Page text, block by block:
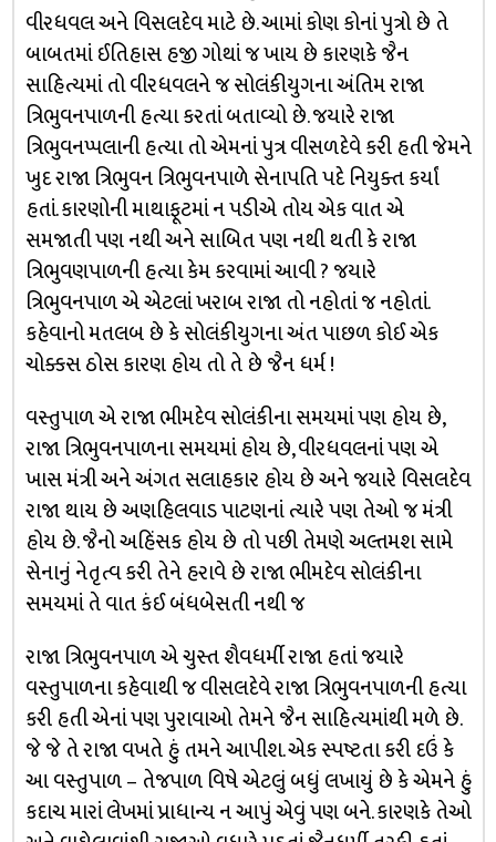
વીરધવલ અને વિસલદેવ માટે છે. આમાં કોણ કોનાં પુત્રો છે તે
બાબતમાં ઈતિહાસ હજી ગોથાં જ ખાય છે કારણકે જૈન
સાહિત્યમાં તો વીરધવલને જ સોલંકીયુગના અંતિમ રાજા
ત્રિભુવનપાળની હત્યા કરતાં બતાવ્યો છે. જયારે રાજા
ત્રિભુવનપ્પલાની હત્યા તો એમનાં પુત્ર વીસળદેવે કરી હતી જેમને
ખુદ રાજા ત્રિભુવન ત્રિભુવનપાળે સેનાપતિ પદે નિયુક્ત કર્યાં
હતાં. કારણોની માથાફૂટમાં ન પડીએ તોય એક વાત એ
સમજાતી પણ નથી અને સાબિત પણ નથી થતી કે રાજા
ત્રિભુવણપાળની હત્યા કેમ કરવામાં આવી ? જયારે
ત્રિભુવનપાળ એ એટલાં ખરાબ રાજા તો નહોતાં જ નહોતાં.
કહેવાનો મતલબ છે કે સોલંકીયુગના અંત પાછળ કોઈ એક
ચોક્કસ ઠોસ કારણ હોય તો તે છે જૈન ધર્મ !
વસ્તુપાળ એ રાજા ભીમદેવ સોલંકીના સમયમાં પણ હોય છે,
રાજા ત્રિભુવનપાળના સમયમાં હોય છે, વીરધવલનાં પણ એ
ખાસ મંત્રી અને અંગત સલાહકાર હોય છે અને જયારે વિસલદેવ
રાજા થાય છે અણહિલવાડ પાટણનાં ત્યારે પણ તેઓ જ મંત્રી
હોય છે. જૈનો અહિંસક હોય છે તો પછી તેમણે અલ્તમશ સામે
સેનાનું નેતૃત્વ કરી તેને હરાવે છે રાજા ભીમદેવ સોલંકીના
સમયમાં તે વાત કંઈ બંધબેસતી નથી જ
રાજા ત્રિભુવનપાળ એ ચુસ્ત શૈવધર્મી રાજા હતાં જયારે
વસ્તુપાળના કહેવાથી જ વીસલદેવે રાજા ત્રિભુવનપાળની હત્યા
કરી હતી એનાં પણ પુરાવાઓ તેમને જૈન સાહિત્યમાંથી મળે છે.
જે જે તે રાજા વખતે હું તમને આપીશ. એક સ્પષ્ટતા કરી દઉં કે
આ વસ્તુપાળ – તેજપાળ વિષે એટલું બધું લખાયું છે કે એમને હું
કદાચ મારાં લેખમાં પ્રાધાન્ય ન આપું એવું પણ બને. કારણકે તેઓ